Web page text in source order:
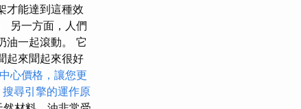
才能達到這種效
另一方面，人們
油一起滾動。 它
起來聞起來很好
心價格，讓您更
搜尋引擎的運作原